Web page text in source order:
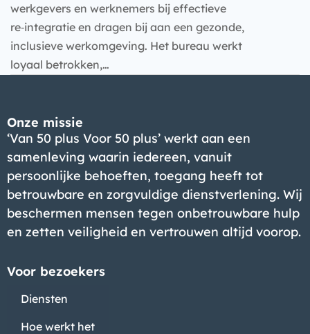
werkgevers en werknemers bij effectieve
re‑integratie en dragen bij aan een gezonde,
inclusieve werkomgeving. Het bureau werkt
loyaal betrokken,…
Onze missie
‘Van 50 plus Voor 50 plus’ werkt aan een
samenleving waarin iedereen, vanuit
persoonlijke behoeften, toegang heeft tot
betrouwbare en zorgvuldige dienstverlening. Wij
beschermen mensen tegen onbetrouwbare hulp
en zetten veiligheid en vertrouwen altijd voorop.
Voor bezoekers
Diensten
Hoe werkt het